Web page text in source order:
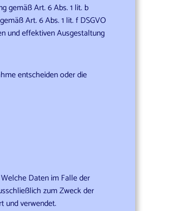
gemäß Art. 6 Abs. 1 lit. b
Art. 6 Abs. 1 lit. f DSGVO
und effektiven Ausgestaltung
entscheiden oder die
Daten im Falle der
zum Zweck der
und verwendet.